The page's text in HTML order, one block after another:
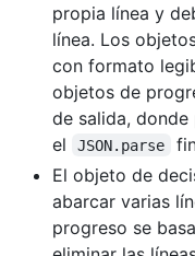
propia línea y
línea. Los
con formato
objetos de
de salida,
el
JSON.parse
El objeto de
abarcar varias
progreso se